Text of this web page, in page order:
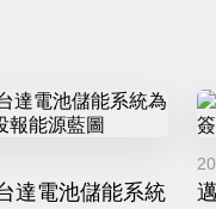
達電池儲能系統